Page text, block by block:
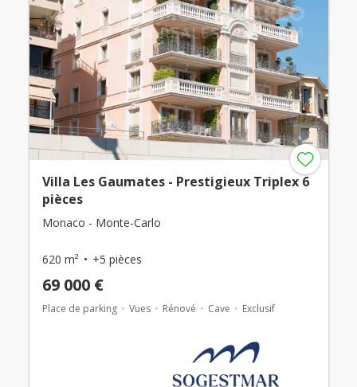
Villa Les Gaumates - Prestigieux Triplex 6
pièces
Monaco - Monte-Carlo
620 m² +5 pièces
69 000 €
Place de parking Vues Rénové Cave Exclusif